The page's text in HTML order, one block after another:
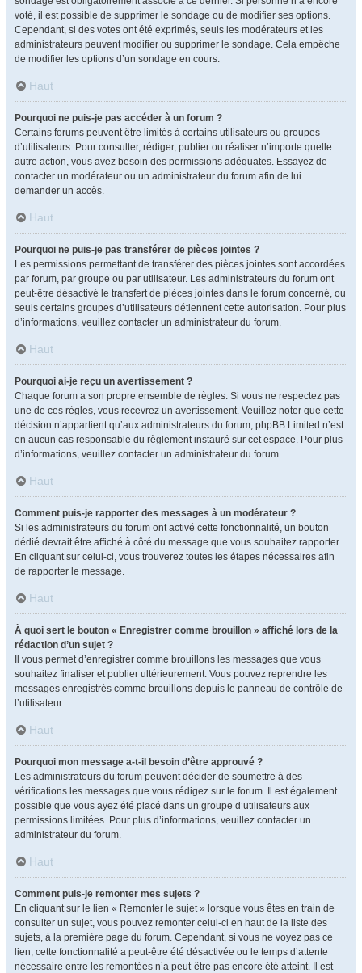
voté, il est possible de supprimer le sondage ou de modifier ses options.
Cependant, si des votes ont été exprimés, seuls les modérateurs et les
administrateurs peuvent modifier ou supprimer le sondage. Cela empêche
de modifier les options d’un sondage en cours.
Haut
Pourquoi ne puis-je pas accéder à un forum ?
Certains forums peuvent être limités à certains utilisateurs ou groupes
d’utilisateurs. Pour consulter, rédiger, publier ou réaliser n’importe quelle
autre action, vous avez besoin des permissions adéquates. Essayez de
contacter un modérateur ou un administrateur du forum afin de lui
demander un accès.
Haut
Pourquoi ne puis-je pas transférer de pièces jointes ?
Les permissions permettant de transférer des pièces jointes sont accordées
par forum, par groupe ou par utilisateur. Les administrateurs du forum ont
peut-être désactivé le transfert de pièces jointes dans le forum concerné, ou
seuls certains groupes d’utilisateurs détiennent cette autorisation. Pour plus
d’informations, veuillez contacter un administrateur du forum.
Haut
Pourquoi ai-je reçu un avertissement ?
Chaque forum a son propre ensemble de règles. Si vous ne respectez pas
une de ces règles, vous recevrez un avertissement. Veuillez noter que cette
décision n’appartient qu’aux administrateurs du forum, phpBB Limited n’est
en aucun cas responsable du règlement instauré sur cet espace. Pour plus
d’informations, veuillez contacter un administrateur du forum.
Haut
Comment puis-je rapporter des messages à un modérateur ?
Si les administrateurs du forum ont activé cette fonctionnalité, un bouton
dédié devrait être affiché à côté du message que vous souhaitez rapporter.
En cliquant sur celui-ci, vous trouverez toutes les étapes nécessaires afin
de rapporter le message.
Haut
À quoi sert le bouton « Enregistrer comme brouillon » affiché lors de la
rédaction d’un sujet ?
Il vous permet d’enregistrer comme brouillons les messages que vous
souhaitez finaliser et publier ultérieurement. Vous pouvez reprendre les
messages enregistrés comme brouillons depuis le panneau de contrôle de
l’utilisateur.
Haut
Pourquoi mon message a-t-il besoin d’être approuvé ?
Les administrateurs du forum peuvent décider de soumettre à des
vérifications les messages que vous rédigez sur le forum. Il est également
possible que vous ayez été placé dans un groupe d’utilisateurs aux
permissions limitées. Pour plus d’informations, veuillez contacter un
administrateur du forum.
Haut
Comment puis-je remonter mes sujets ?
En cliquant sur le lien « Remonter le sujet » lorsque vous êtes en train de
consulter un sujet, vous pouvez remonter celui-ci en haut de la liste des
sujets, à la première page du forum. Cependant, si vous ne voyez pas ce
lien, cette fonctionnalité a peut-être été désactivée ou le temps d’attente
nécessaire entre les remontées n’a peut-être pas encore été atteint. Il est